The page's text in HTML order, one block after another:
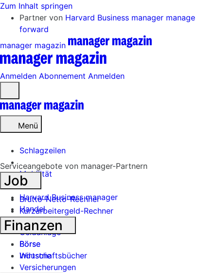
Zum Inhalt springen
Partner von Harvard Business manager manage
forward
manager magazin
Anmelden Abonnement Anmelden
öffnen
Menü
Schlagzeilen
Mobilität
Tech
Harvard Business manager
Handel
Banken
Geldanlage
Börse
Industrie
Serviceangebote von manager-Partnern
Job
Brutto-Netto-Rechner
Kurzarbeitergeld-Rechner
Finanzen
Börse
Wirtschaftsbücher
Versicherungen